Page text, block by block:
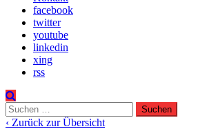
facebook
twitter
youtube
linkedin
xing
rss
Suchen
nach:
‹ Zurück zur Übersicht